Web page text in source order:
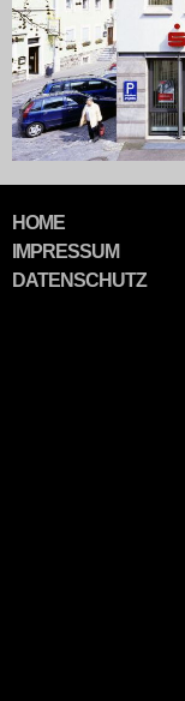
NAVIGATION
ÜBERSPRINGEN
HOME
IMPRESSUM
DATENSCHUTZ